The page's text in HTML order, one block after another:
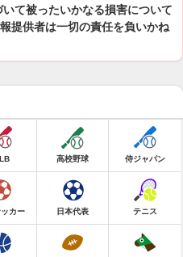
て被ったいかなる損害について
提供者は一切の責任を負いかね
高校野球 侍ジャパン
カー 日本代表 テニス